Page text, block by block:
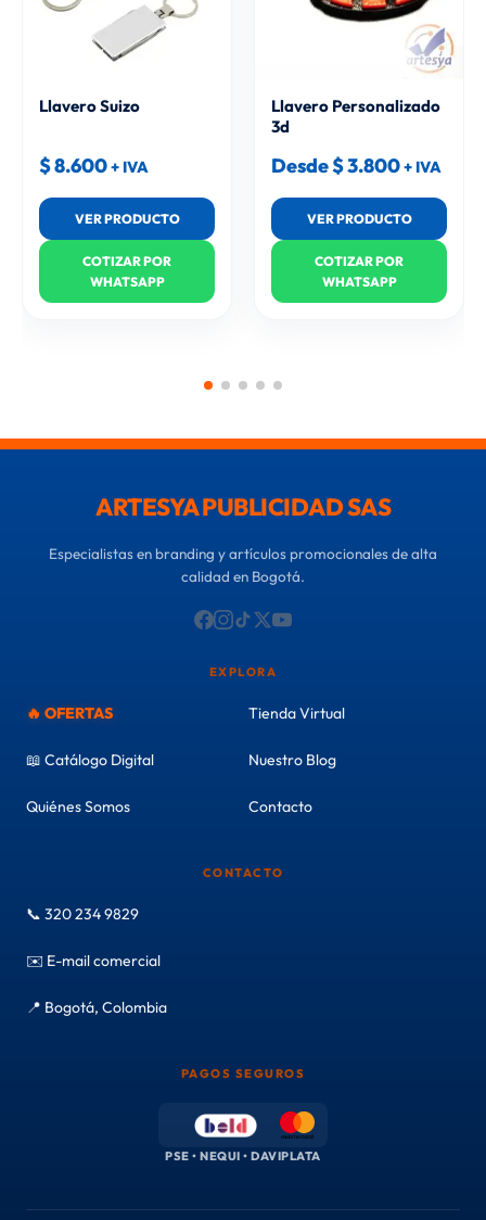
Llavero Suizo
$8.600+ IVA
VER PRODUCTO
COTIZAR POR
WHATSAPP
Llavero Personalizado
3d
Desde$3.800+ IVA
VER PRODUCTO
COTIZAR POR
WHATSAPP
ARTESYA PUBLICIDAD SAS
Especialistas en branding y artículos promocionales de alta
calidad en Bogotá.
EXPLORA
🔥 OFERTAS Tienda Virtual
📖 Catálogo Digital Nuestro Blog
Quiénes Somos Contacto
CONTACTO
📞 320 234 9829
✉️ E-mail comercial
📍 Bogotá, Colombia
PAGOS SEGUROS
PSE • NEQUI • DAVIPLATA